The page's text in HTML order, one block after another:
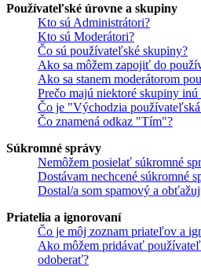
Používateľské úrovne a skupiny
Kto sú Administrátori?
Kto sú Moderátori?
Čo sú používateľské skupiny?
Ako sa môžem zapojiť do
Ako sa stanem moderátorom
Prečo majú niektoré skupiny inú
Čo je "Východzia
Čo znamená odkaz "Tím"?
Súkromné správy
Nemôžem posielať súkromné
Dostávam nechcené súkromné
Dostal/a som spamový a
Priatelia a ignorovaní
Čo je môj zoznam priateľov a
Ako môžem pridávať
odoberať?